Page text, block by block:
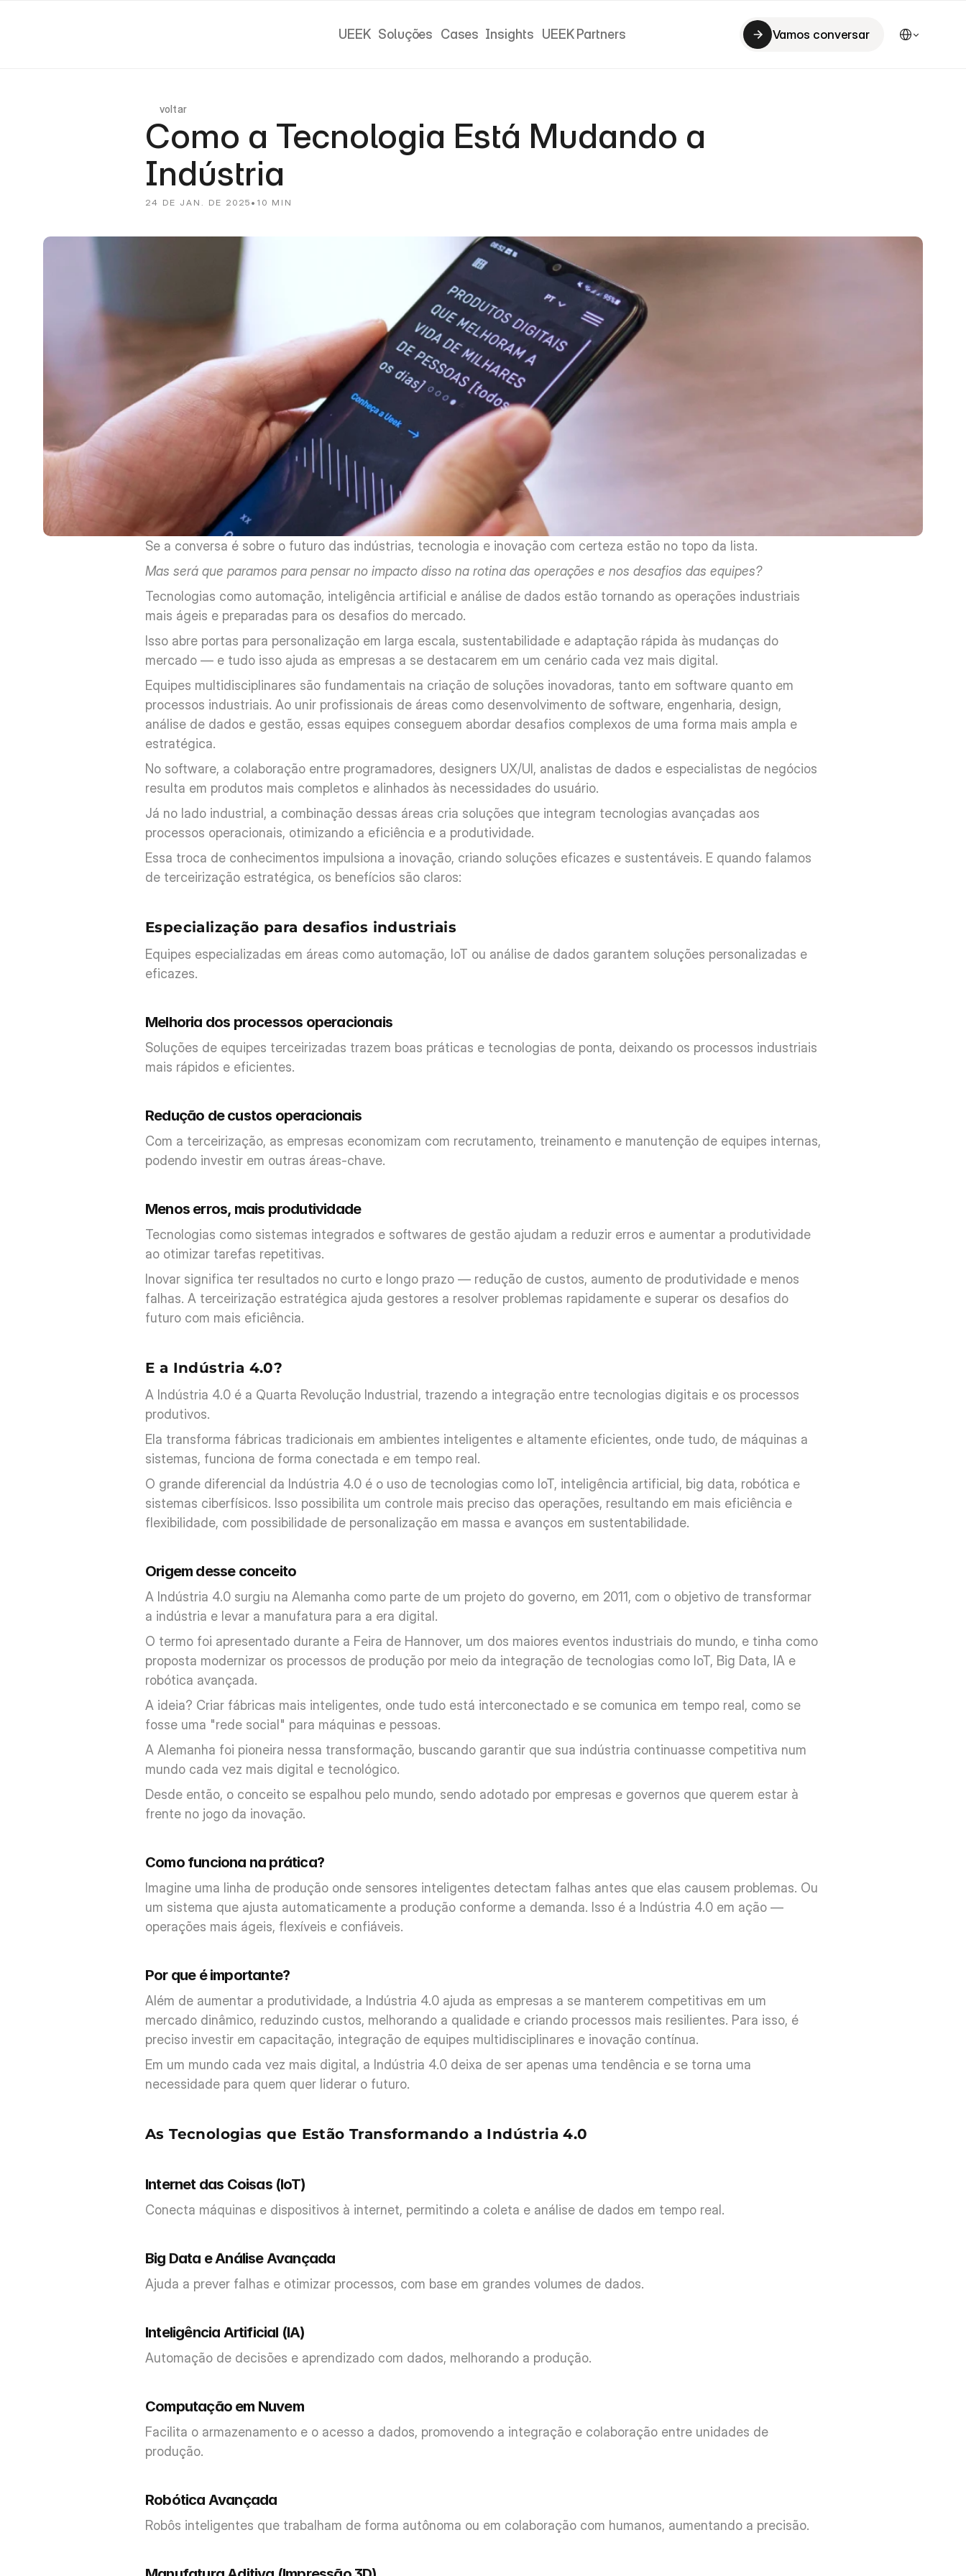
UEEK Soluções
Cases Insights
UEEK Partners
Vamos conversar
Select Language
voltar
Como a Tecnologia Está Mudando a
Indústria
24 DE JAN. DE 2025 • 10 MIN
Se a conversa é sobre o futuro das indústrias, tecnologia e inovação com certeza estão no topo da lista.
Mas será que paramos para pensar no impacto disso na rotina das operações e nos desafios das equipes?
Tecnologias como automação, inteligência artificial e análise de dados estão tornando as operações industriais
mais ágeis e preparadas para os desafios do mercado.
Isso abre portas para personalização em larga escala, sustentabilidade e adaptação rápida às mudanças do
mercado — e tudo isso ajuda as empresas a se destacarem em um cenário cada vez mais digital.
Equipes multidisciplinares são fundamentais na criação de soluções inovadoras, tanto em software quanto em
processos industriais. Ao unir profissionais de áreas como desenvolvimento de software, engenharia, design,
análise de dados e gestão, essas equipes conseguem abordar desafios complexos de uma forma mais ampla e
estratégica.
No software, a colaboração entre programadores, designers UX/UI, analistas de dados e especialistas de negócios
resulta em produtos mais completos e alinhados às necessidades do usuário.
Já no lado industrial, a combinação dessas áreas cria soluções que integram tecnologias avançadas aos
processos operacionais, otimizando a eficiência e a produtividade.
Essa troca de conhecimentos impulsiona a inovação, criando soluções eficazes e sustentáveis. E quando falamos
de terceirização estratégica, os benefícios são claros:
Especialização para desafios industriais
Equipes especializadas em áreas como automação, IoT ou análise de dados garantem soluções personalizadas e
eficazes.
Melhoria dos processos operacionais
Soluções de equipes terceirizadas trazem boas práticas e tecnologias de ponta, deixando os processos industriais
mais rápidos e eficientes.
Redução de custos operacionais
Com a terceirização, as empresas economizam com recrutamento, treinamento e manutenção de equipes internas,
podendo investir em outras áreas-chave.
Menos erros, mais produtividade
Tecnologias como sistemas integrados e softwares de gestão ajudam a reduzir erros e aumentar a produtividade
ao otimizar tarefas repetitivas.
Inovar significa ter resultados no curto e longo prazo — redução de custos, aumento de produtividade e menos
falhas. A terceirização estratégica ajuda gestores a resolver problemas rapidamente e superar os desafios do
futuro com mais eficiência.
E a Indústria 4.0?
A Indústria 4.0 é a Quarta Revolução Industrial, trazendo a integração entre tecnologias digitais e os processos
produtivos.
Ela transforma fábricas tradicionais em ambientes inteligentes e altamente eficientes, onde tudo, de máquinas a
sistemas, funciona de forma conectada e em tempo real.
O grande diferencial da Indústria 4.0 é o uso de tecnologias como IoT, inteligência artificial, big data, robótica e
sistemas ciberfísicos. Isso possibilita um controle mais preciso das operações, resultando em mais eficiência e
flexibilidade, com possibilidade de personalização em massa e avanços em sustentabilidade.
Origem desse conceito
A Indústria 4.0 surgiu na Alemanha como parte de um projeto do governo, em 2011, com o objetivo de transformar
a indústria e levar a manufatura para a era digital.
O termo foi apresentado durante a Feira de Hannover, um dos maiores eventos industriais do mundo, e tinha como
proposta modernizar os processos de produção por meio da integração de tecnologias como IoT, Big Data, IA e
robótica avançada.
A ideia? Criar fábricas mais inteligentes, onde tudo está interconectado e se comunica em tempo real, como se
fosse uma "rede social" para máquinas e pessoas.
A Alemanha foi pioneira nessa transformação, buscando garantir que sua indústria continuasse competitiva num
mundo cada vez mais digital e tecnológico.
Desde então, o conceito se espalhou pelo mundo, sendo adotado por empresas e governos que querem estar à
frente no jogo da inovação.
Como funciona na prática?
Imagine uma linha de produção onde sensores inteligentes detectam falhas antes que elas causem problemas. Ou
um sistema que ajusta automaticamente a produção conforme a demanda. Isso é a Indústria 4.0 em ação —
operações mais ágeis, flexíveis e confiáveis.
Por que é importante?
Além de aumentar a produtividade, a Indústria 4.0 ajuda as empresas a se manterem competitivas em um
mercado dinâmico, reduzindo custos, melhorando a qualidade e criando processos mais resilientes. Para isso, é
preciso investir em capacitação, integração de equipes multidisciplinares e inovação contínua.
Em um mundo cada vez mais digital, a Indústria 4.0 deixa de ser apenas uma tendência e se torna uma
necessidade para quem quer liderar o futuro.
As Tecnologias que Estão Transformando a Indústria 4.0
Internet das Coisas (IoT)
Conecta máquinas e dispositivos à internet, permitindo a coleta e análise de dados em tempo real.
Big Data e Análise Avançada
Ajuda a prever falhas e otimizar processos, com base em grandes volumes de dados.
Inteligência Artificial (IA)
Automação de decisões e aprendizado com dados, melhorando a produção.
Computação em Nuvem
Facilita o armazenamento e o acesso a dados, promovendo a integração e colaboração entre unidades de
produção.
Robótica Avançada
Robôs inteligentes que trabalham de forma autônoma ou em colaboração com humanos, aumentando a precisão.